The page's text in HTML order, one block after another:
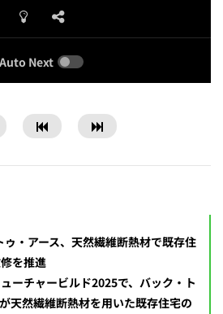
Auto Next
ゥ・アース、天然繊維断熱材で既存住
を推進
ーチャービルド2025で、バック・ト
天然繊維断熱材を用いた既存住宅の